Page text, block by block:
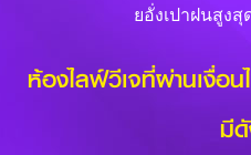
ยอั่งเปาฝนสูง
ห้องไลฟ์วีเจที่ผ่านเงื่อน
มี